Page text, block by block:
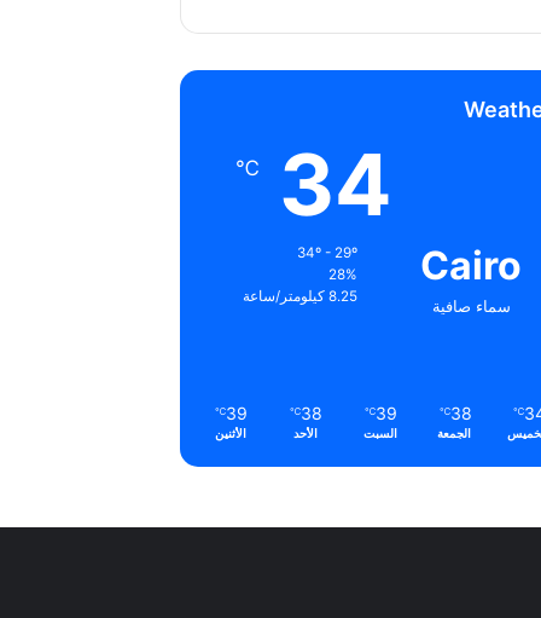
Cairo
سماء صافية
34
℃
28%
8.25 كيلومتر/ساعة
℃
38
℃
الجمعة
39
℃
السبت
38
℃
الأحد
39
℃
الأثنين